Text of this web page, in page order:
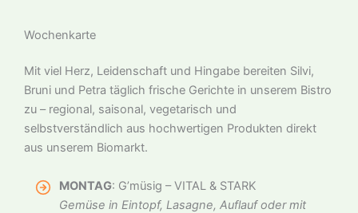
Wochenkarte
Mit viel Herz, Leidenschaft und Hingabe bereiten Silvi,
Bruni und Petra täglich frische Gerichte in unserem Bistro
zu – regional, saisonal, vegetarisch und
selbstverständlich aus hochwertigen Produkten direkt
aus unserem Biomarkt.
MONTAG: G’müsig – VITAL & STARK
Gemüse in Eintopf, Lasagne, Auflauf oder mit